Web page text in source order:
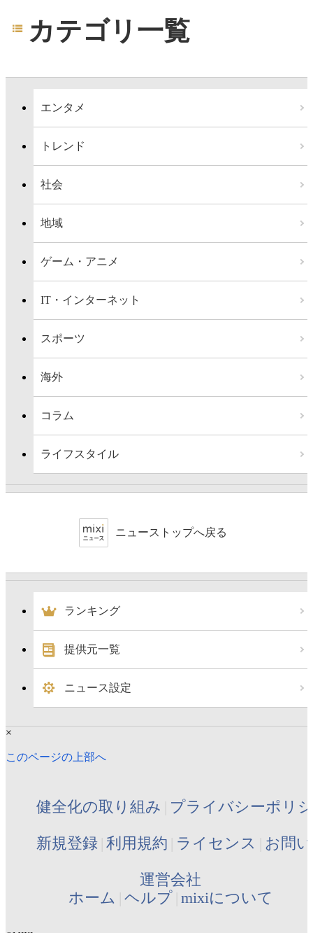
カテゴリ一覧
エンタメ
トレンド
社会
地域
ゲーム・アニメ
IT・インターネット
スポーツ
海外
コラム
ライフスタイル
ニューストップへ戻る
ランキング
提供元一覧
ニュース設定
×
このページの上部へ
健全化の取り組み プライバシーポリ
新規登録 利用規約 ライセンス お問
運営会社
ホーム ヘルプ mixiについて